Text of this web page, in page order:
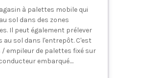
à palettes mobile qui
sol dans des zones
Il peut également prélever
au sol dans l'entrepôt. C'est
empileur de palettes fixé sur
embarqué....